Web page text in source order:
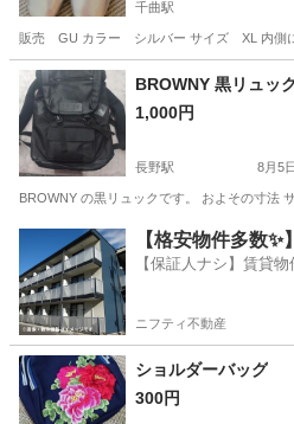
千曲駅
販売 GU カラー シルバー サイズ XL 内側に
長野 千曲市 靴 合成
BROWNY 黒リュック
1,000円
長野駅 8月5日
BROWNY の黒リュックです。 およその寸法
長野市 長野駅 バッグ
【格安物件多数
【保証人ナシ】賃貸物
ニフティ不動産
ショルダーバッグ
300円